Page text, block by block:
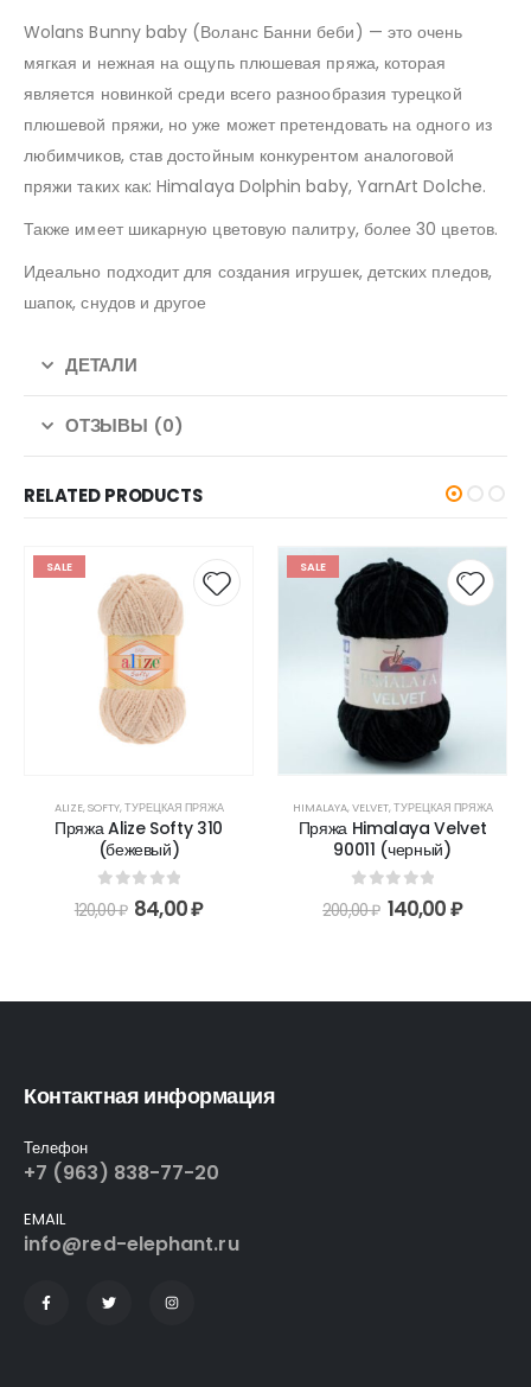
Wolans Bunny baby (Воланс Банни беби) — это очень
мягкая и нежная на ощупь плюшевая пряжа, которая
является новинкой среди всего разнообразия турецкой
плюшевой пряжи, но уже может претендовать на одного из
любимчиков, став достойным конкурентом аналоговой
пряжи таких как: Himalaya Dolphin baby, YarnArt Dolche.
Также имеет шикарную цветовую палитру, более 30 цветов.
Идеально подходит для создания игрушек, детских пледов,
шапок, снудов и другое
ДЕТАЛИ
ОТЗЫВЫ (0)
RELATED PRODUCTS
SALE
HIMALAYA,VELVET,ТУРЕЦКАЯ ПРЯЖА
Пряжа Himalaya Velvet
90011 (черный)
out of 5
200,00₽ 140,00₽
SALE
ALIZE,SOFTY,ТУРЕЦКАЯ ПРЯЖА
Пряжа Alize Softy 185
(розовый)
out of 5
120,00₽ 84,00₽
Контактная информация
Телефон
+7 (963) 838-77-20
EMAIL
info@red-elephant.ru